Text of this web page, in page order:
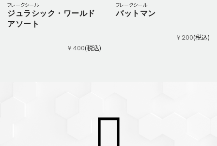
フレークシール
ジュラシック・ワールド
アソート
￥400(税込)
フレークシール
バットマン
￥200(税込)